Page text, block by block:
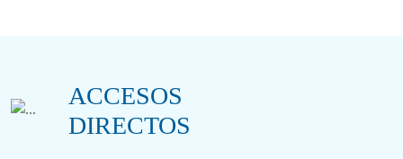
ACCESOS
DIRECTOS